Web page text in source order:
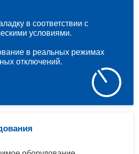
в соответствии с
условиями.
в реальных режимах
отключений.